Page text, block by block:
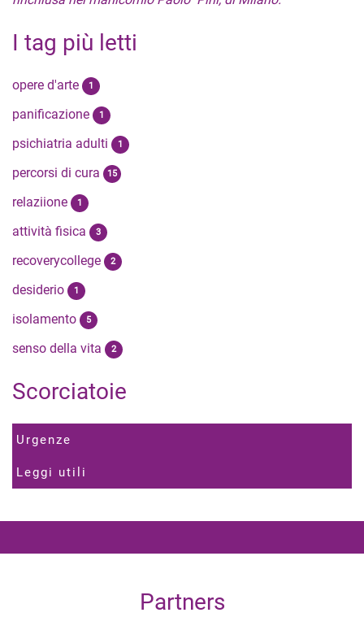
I tag più letti
opere d'arte 1
panificazione 1
psichiatria adulti 1
percorsi di cura 15
relaziione 1
attività fisica 3
recoverycollege 2
desiderio 1
isolamento 5
senso della vita 2
Scorciatoie
Urgenze
Leggi utili
Partners